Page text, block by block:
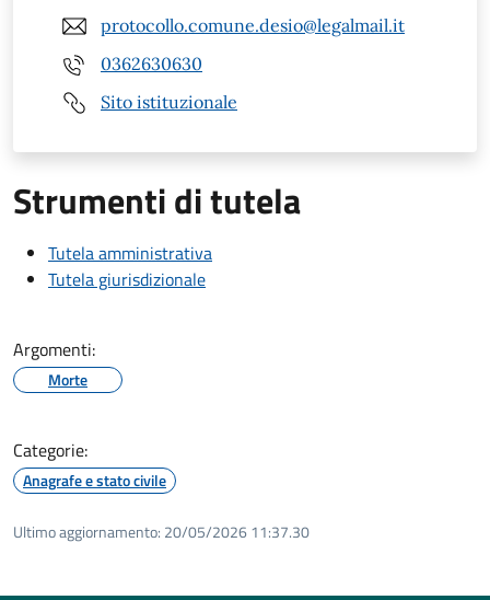
protocollo.comune.desio@legalmail.it
0362630630
Sito istituzionale
Strumenti di tutela
Tutela amministrativa
Tutela giurisdizionale
Argomenti:
Morte
Categorie:
Anagrafe e stato civile
Ultimo aggiornamento: 20/05/2026 11:37.30